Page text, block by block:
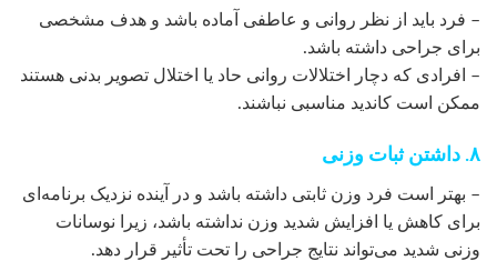
– فرد باید از نظر روانی و عاطفی آماده باشد و هدف مشخصی
برای جراحی داشته باشد.
– افرادی که دچار اختلالات روانی حاد یا اختلال تصویر بدنی هستند
ممکن است کاندید مناسبی نباشند.
۸. داشتن ثبات وزنی
– بهتر است فرد وزن ثابتی داشته باشد و در آینده نزدیک برنامه‌ای
برای کاهش یا افزایش شدید وزن نداشته باشد، زیرا نوسانات
وزنی شدید می‌تواند نتایج جراحی را تحت تأثیر قرار دهد.